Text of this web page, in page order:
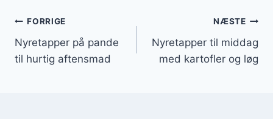
Indlægsnavigation
FORRIGE
Nyretapper på pande
til hurtig aftensmad
NÆSTE
Nyretapper til middag
med kartofler og løg